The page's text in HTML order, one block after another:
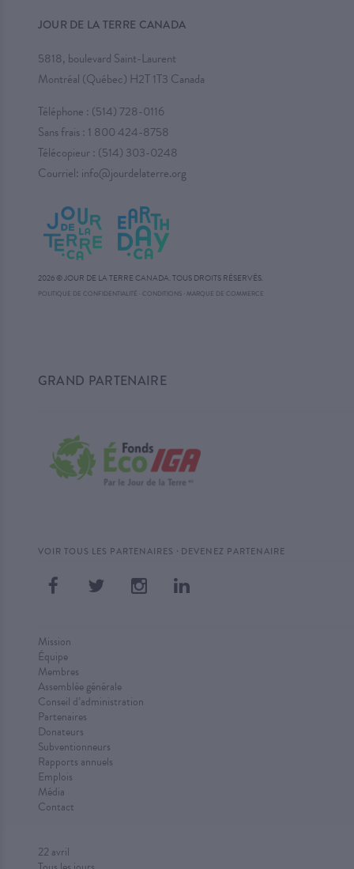
JOUR DE LA TERRE CANADA
5818, boulevard Saint-Laurent
Montréal (Québec) H2T 1T3 Canada
Téléphone : (514) 728-0116
Sans frais : 1 800 424-8758
Télécopieur : (514) 303-0248
Courriel: info@jourdelaterre.org
2026 © JOUR DE LA TERRE CANADA. TOUS DROITS RÉSERVÉS.
POLITIQUE DE CONFIDENTIALITÉ CONDITIONS·MARQUE DE COMMERCE
GRAND PARTENAIRE
VOIR TOUS LES PARTENAIRES · DEVENEZ PARTENAIRE
Mission
Équipe
Membres
Assemblée générale
Conseil d’administration
Partenaires
Donateurs
Subventionneurs
Rapports annuels
Emplois
Média
Contact
22 avril